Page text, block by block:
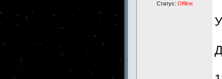
Статус: Offline